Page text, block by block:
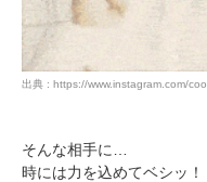
出典 : https://www.instagram.com/
そんな相手に…
時には力を込めてベシッ！